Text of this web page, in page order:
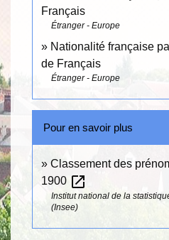
Français
Étranger - Europe
Nationalité française
de Français
Étranger - Europe
Pour en savoir plus
Classement des
1900 open_in_new
Institut national de la
(Insee)